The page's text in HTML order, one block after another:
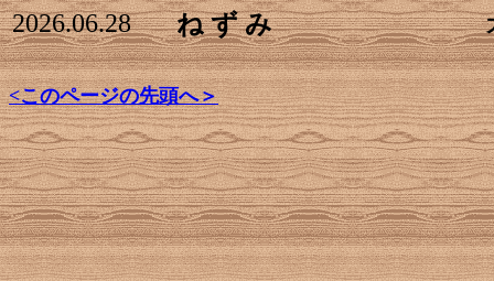
2026.06.28 ね ず み
<このページの先頭へ＞